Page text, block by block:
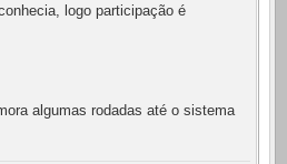
logo participação é
algumas rodadas até o sistema